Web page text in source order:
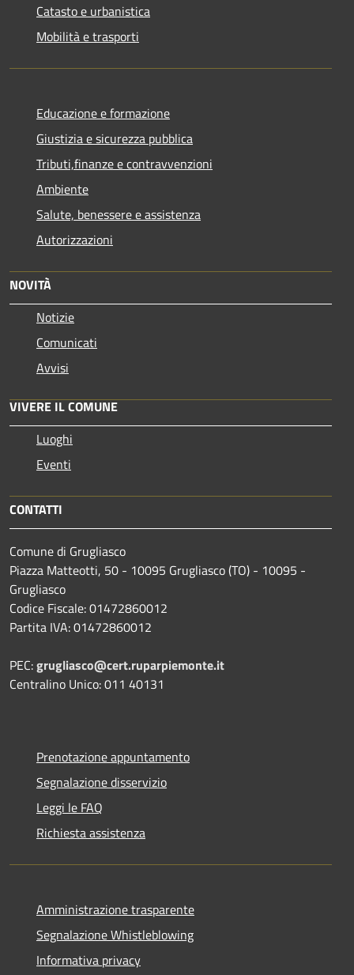
Catasto e urbanistica
Mobilità e trasporti
Educazione e formazione
Giustizia e sicurezza pubblica
Tributi,finanze e contravvenzioni
Ambiente
Salute, benessere e assistenza
Autorizzazioni
NOVITÀ
Notizie
Comunicati
Avvisi
VIVERE IL COMUNE
Luoghi
Eventi
CONTATTI
Comune di Grugliasco
Piazza Matteotti, 50 - 10095 Grugliasco (TO) - 10095 -
Grugliasco
Codice Fiscale: 01472860012
Partita IVA: 01472860012
PEC:grugliasco@cert.ruparpiemonte.it
Centralino Unico: 011 40131
Prenotazione appuntamento
Segnalazione disservizio
Leggi le FAQ
Richiesta assistenza
Amministrazione trasparente
Segnalazione Whistleblowing
Informativa privacy